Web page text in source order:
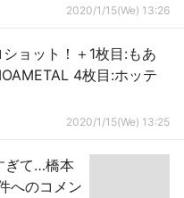
2020/1/15(We) 13:26
ョット！＋1枚目:もあ
4枚目:ホッテ
2020/1/15(We) 13:25
ぎて…橋本
へのコメン